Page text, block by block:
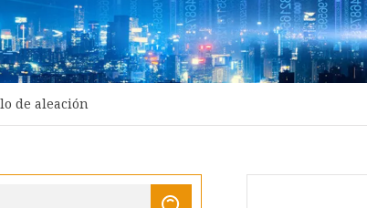
de aleación